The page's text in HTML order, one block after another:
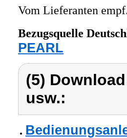
Vom Lieferanten
Bezugsquelle
PEARL
(5)
usw.: